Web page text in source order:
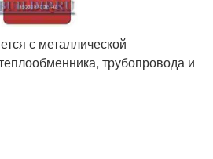
с металлической
трубопровода и